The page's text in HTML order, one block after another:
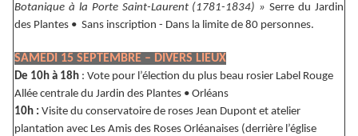
Botanique à la Porte Saint-Laurent (1781-1834) » Serre du Jardin
des Plantes • Sans inscription - Dans la limite de 80 personnes.
SAMEDI 15 SEPTEMBRE – DIVERS LIEUX
De 10h à 18h : Vote pour l’élection du plus beau rosier Label Rouge
Allée centrale du Jardin des Plantes • Orléans
10h : Visite du conservatoire de roses Jean Dupont et atelier
plantation avec Les Amis des Roses Orléanaises (derrière l’église